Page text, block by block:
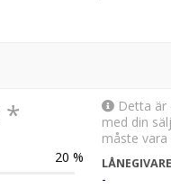
*
20 %
Detta är
med din
måste vara
LÅNEGIVARE
-